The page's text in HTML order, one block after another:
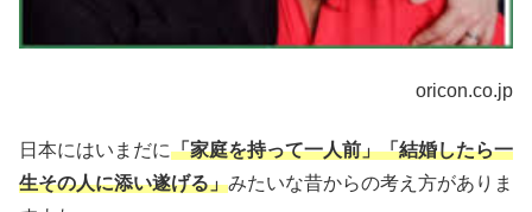
oricon.co.jp
日本にはいまだに「家庭を持って一人前」「結婚したら一
生その人に添い遂げる」みたいな昔からの考え方がありま